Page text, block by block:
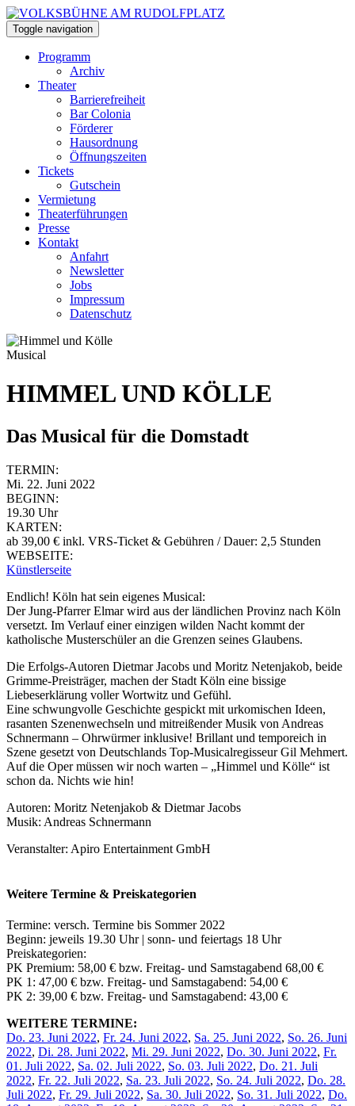
Toggle navigation
Programm
Archiv
Theater
Barrierefreiheit
Bar Colonia
Förderer
Hausordnung
Öffnungszeiten
Tickets
Gutschein
Vermietung
Theaterführungen
Presse
Kontakt
Anfahrt
Newsletter
Jobs
Impressum
Datenschutz
Musical
HIMMEL UND KÖLLE
Das Musical für die Domstadt
TERMIN:
Mi. 22. Juni 2022
BEGINN:
19.30 Uhr
KARTEN:
ab 39,00 € inkl. VRS-Ticket & Gebühren / Dauer: 2,5 Stunden
WEBSEITE:
Künstlerseite
Endlich! Köln hat sein eigenes Musical:
Der Jung-Pfarrer Elmar wird aus der ländlichen Provinz nach Köln
versetzt. Im Verlauf einer einzigen wilden Nacht kommt der
katholische Musterschüler an die Grenzen seines Glaubens.
Die Erfolgs-Autoren Dietmar Jacobs und Moritz Netenjakob, beide
Grimme-Preisträger, machen der Stadt Köln eine bissige
Liebeserklärung voller Wortwitz und Gefühl.
Eine schwungvolle Geschichte gespickt mit urkomischen Ideen,
rasanten Szenenwechseln und mitreißender Musik von Andreas
Schnermann – Ohrwürmer inklusive! Brillant und temporeich in
Szene gesetzt von Deutschlands Top-Musicalregisseur Gil Mehmert.
Auf die Oper müssen wir noch warten – „Himmel und Kölle“ ist
schon da. Nichts wie hin!
Autoren: Moritz Netenjakob & Dietmar Jacobs
Musik: Andreas Schnermann
Veranstalter: Apiro Entertainment GmbH
Weitere Termine & Preiskategorien
Termine: versch. Termine bis Sommer 2022
Beginn: jeweils 19.30 Uhr | sonn- und feiertags 18 Uhr
Preiskategorien:
PK Premium: 58,00 € bzw. Freitag- und Samstagabend 68,00 €
PK 1: 47,00 € bzw. Freitag- und Samstagabend: 54,00 €
PK 2: 39,00 € bzw. Freitag- und Samstagabend: 43,00 €
WEITERE TERMINE:
Do. 23. Juni 2022, Fr. 24. Juni 2022, Sa. 25. Juni 2022, So. 26. Juni
2022, Di. 28. Juni 2022, Mi. 29. Juni 2022, Do. 30. Juni 2022, Fr.
01. Juli 2022, Sa. 02. Juli 2022, So. 03. Juli 2022, Do. 21. Juli
2022, Fr. 22. Juli 2022, Sa. 23. Juli 2022, So. 24. Juli 2022, Do. 28.
Juli 2022, Fr. 29. Juli 2022, Sa. 30. Juli 2022, So. 31. Juli 2022, Do.